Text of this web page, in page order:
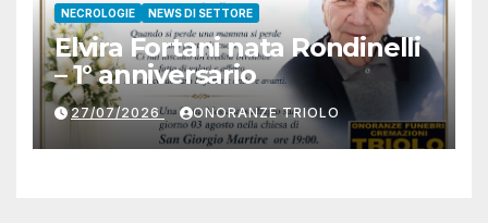
NECROLOGIE NEWS DI SETTORE
Elvira Fortani nata Rondinelli
– 1° anniversario
27/07/2026 ONORANZE TRIOLO